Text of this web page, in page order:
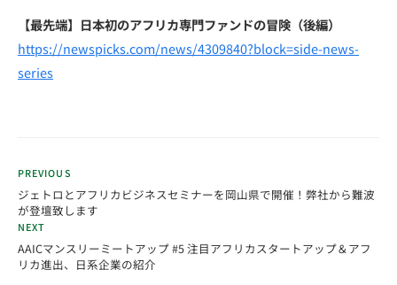
【最先端】日本初のアフリカ専門ファンドの冒険（後編）
https://newspicks.com/news/4309840?block=side-news-
series
PREVIOUS
ジェトロとアフリカビジネスセミナーを岡山県で開催！弊社から難波
が登壇致します
NEXT
AAICマンスリーミートアップ #5 注目アフリカスタートアップ＆アフ
リカ進出、日系企業の紹介